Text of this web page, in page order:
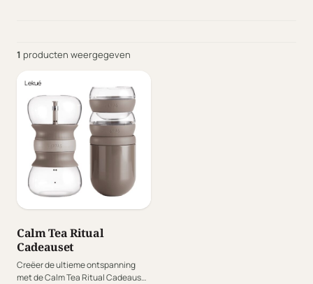
1 producten weergegeven
Lekué
Calm Tea Ritual
Cadeauset
Creëer de ultieme ontspanning
met de Calm Tea Ritual Cadeauset